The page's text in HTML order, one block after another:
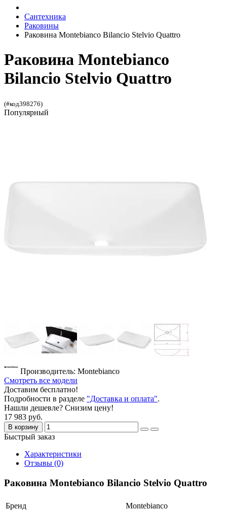
Сантехника
Раковины
Раковина Montebianco Bilancio Stelvio Quattro
Раковина Montebianco
Bilancio Stelvio Quattro
(#код398276)
Популярный
Производитель: Montebianco
Смотреть все модели
Доставим бесплатно!
Подробности в разделе "Доставка и оплата".
Нашли дешевле? Снизим цену!
17 983 руб.
В корзину
Быстрый заказ
Характеристики
Отзывы (0)
Раковина Montebianco Bilancio Stelvio Quattro
Бренд
Montebianco